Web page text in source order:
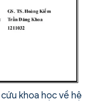
khoa học về hệ